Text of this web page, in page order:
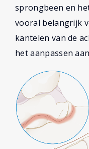
sprongbeen en
vooral belangrijk
kantelen van de
het aanpassen